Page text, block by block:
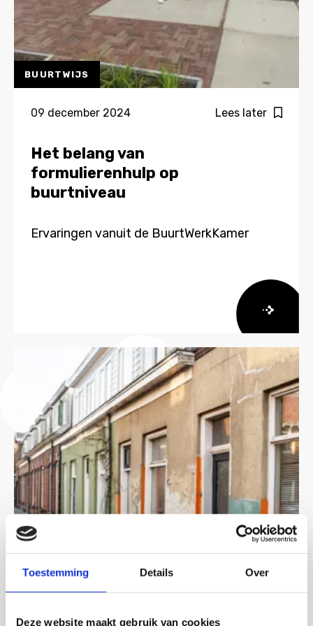
Toestemming Details Over
Deze website maakt gebruik van cookies
BUURTWIJS
09 december 2024 Lees later
Het belang van
formulierenhulp op
buurtniveau
Ervaringen vanuit de BuurtWerkKamer
belang
van
formulierenhulp
op
buurtniveau
PUBLICATIE